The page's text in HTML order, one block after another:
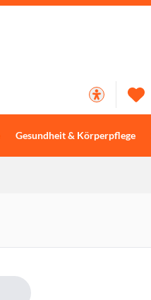
Gesundheit & Körperpflege